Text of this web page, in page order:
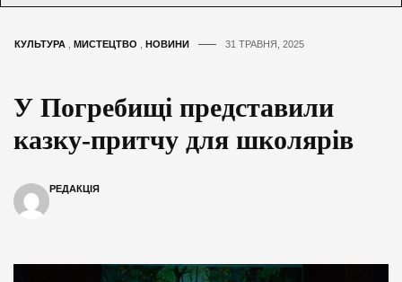
КУЛЬТУРА МИСТЕЦТВО НОВИНИ 31 ТРАВНЯ, 2025
У Погребищі представили
казку-притчу для школярів
РЕДАКЦІЯ